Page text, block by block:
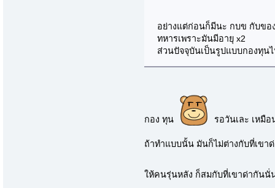
อย่างแต่ก่อนก็มีนะ กบข กับขอ
ทหารเพราะมันมีอายุ x2
ส่วนปัจจุบันเป็นรูปแบบกองทุน
กอง ทุน รอวันเละ เหมื
ถ้าทำแบบนั้น มันก็ไม่ต่างกับที่เขา
ให้คนรุ่นหลัง ก็สมกับที่เขาด่ากัน